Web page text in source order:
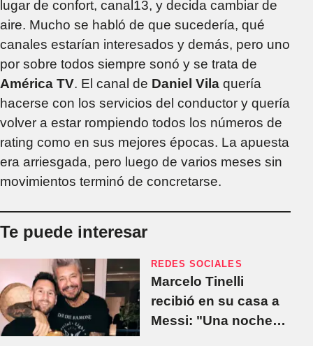
lugar de confort, canal13, y decida cambiar de
aire. Mucho se habló de que sucedería, qué
canales estarían interesados y demás, pero uno
por sobre todos siempre sonó y se trata de
América TV. El canal de Daniel Vila quería
hacerse con los servicios del conductor y quería
volver a estar rompiendo todos los números de
rating como en sus mejores épocas. La apuesta
era arriesgada, pero luego de varios meses sin
movimientos terminó de concretarse.
Te puede interesar
REDES SOCIALES
Marcelo Tinelli
recibió en su casa a
Messi: "Una noche